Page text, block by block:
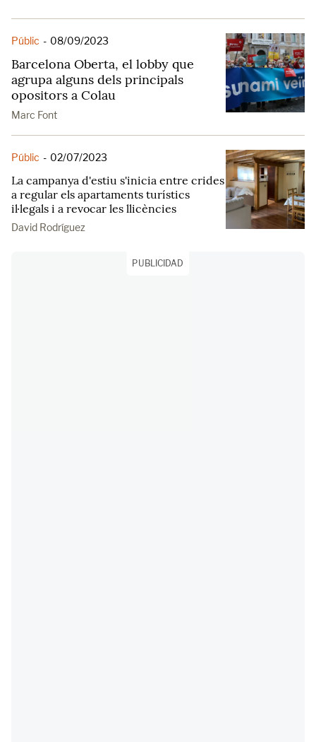
Públic - 08/09/2023
Barcelona Oberta, el lobby que
agrupa alguns dels principals
opositors a Colau
Marc Font
Públic - 02/07/2023
La campanya d'estiu s'inicia entre crides
a regular els apartaments turístics
il·legals i a revocar les llicències
David Rodríguez
PUBLICIDAD